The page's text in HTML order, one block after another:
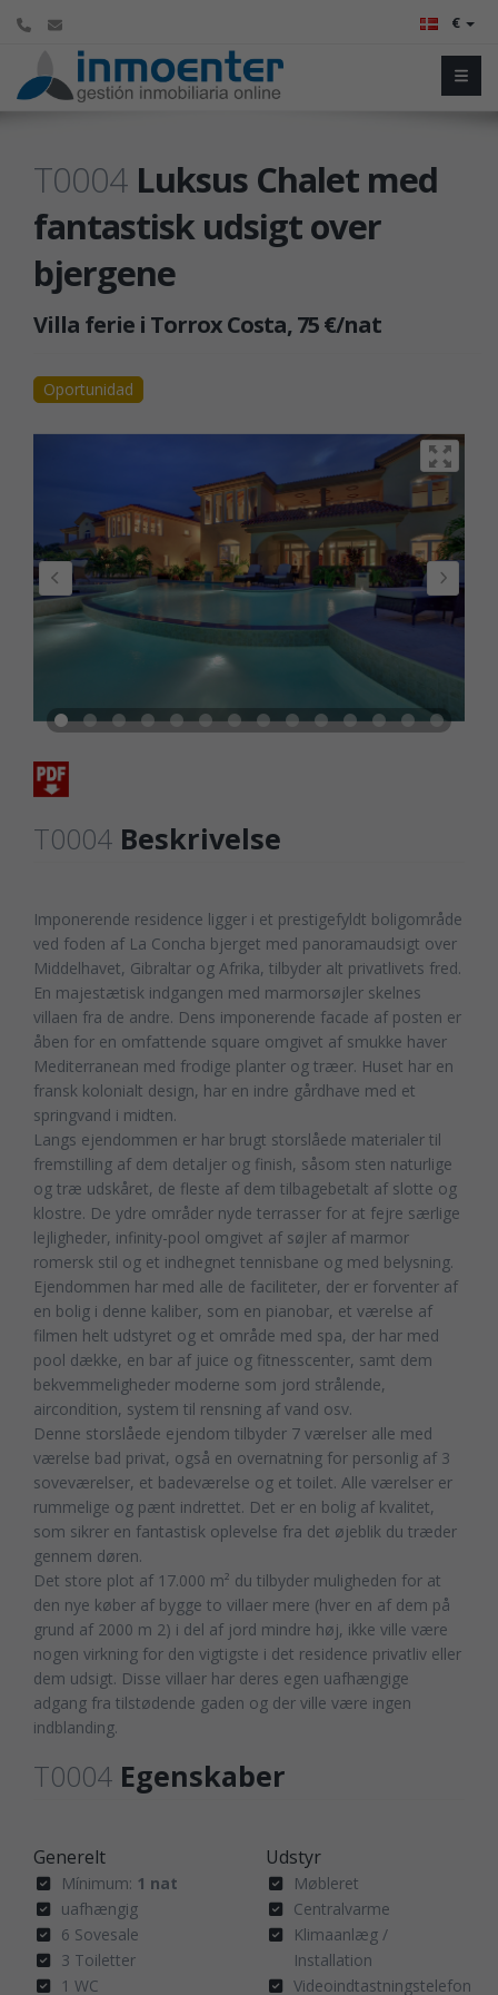
€
T0004 Luksus Chalet med
fantastisk udsigt over
bjergene
Villa ferie i Torrox Costa, 75 €/nat
Oportunidad
T0004 Beskrivelse
Imponerende residence ligger i et prestigefyldt boligområde
ved foden af La Concha bjerget med panoramaudsigt over
Middelhavet, Gibraltar og Afrika, tilbyder alt privatlivets fred.
En majestætisk indgangen med marmorsøjler skelnes
villaen fra de andre. Dens imponerende facade af posten er
åben for en omfattende square omgivet af smukke haver
Mediterranean med frodige planter og træer. Huset har en
fransk kolonialt design, har en indre gårdhave med et
springvand i midten.
Langs ejendommen er har brugt storslåede materialer til
fremstilling af dem detaljer og finish, såsom sten naturlige
og træ udskåret, de fleste af dem tilbagebetalt af slotte og
klostre. De ydre områder nyde terrasser for at fejre særlige
lejligheder, infinity-pool omgivet af søjler af marmor
romersk stil og et indhegnet tennisbane og med belysning.
Ejendommen har med alle de faciliteter, der er forventer af
en bolig i denne kaliber, som en pianobar, et værelse af
filmen helt udstyret og et område med spa, der har med
pool dække, en bar af juice og fitnesscenter, samt dem
bekvemmeligheder moderne som jord strålende,
aircondition, system til rensning af vand osv.
Denne storslåede ejendom tilbyder 7 værelser alle med
værelse bad privat, også en overnatning for personlig af 3
soveværelser, et badeværelse og et toilet. Alle værelser er
rummelige og pænt indrettet. Det er en bolig af kvalitet,
som sikrer en fantastisk oplevelse fra det øjeblik du træder
gennem døren.
Det store plot af 17.000 m² du tilbyder muligheden for at
den nye køber af bygge to villaer mere (hver en af dem på
grund af 2000 m 2) i del af jord mindre høj, ikke ville være
nogen virkning for den vigtigste i det residence privatliv eller
dem udsigt. Disse villaer har deres egen uafhængige
adgang fra tilstødende gaden og der ville være ingen
indblanding.
T0004 Egenskaber
Generelt
Mínimum: 1 nat
uafhængig
6 Sovesale
3 Toiletter
1 WC
Udstyr
Møbleret
Centralvarme
Klimaanlæg /
Installation
Videoindtastningstelefon